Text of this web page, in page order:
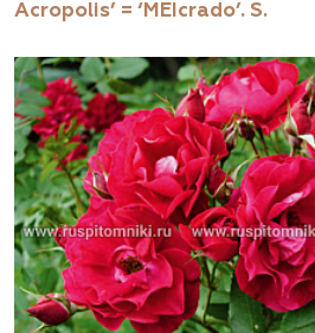
Acropolis’ = ‘MEIcrado’. S.